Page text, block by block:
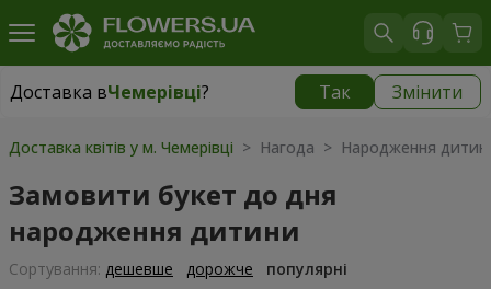
Доставка вЧемерівці? Так Змінити
Доставка вЧемерівці|
Доставка квітів у м. Чемерівці > Нагода > Народження
Замовити букет до дня
народження дитини
Сортування: дешевше дорожче популярні